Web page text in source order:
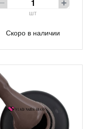
шт
Скоро в наличии